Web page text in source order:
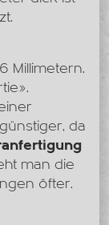
Millimetern.
da
man die
öfter.